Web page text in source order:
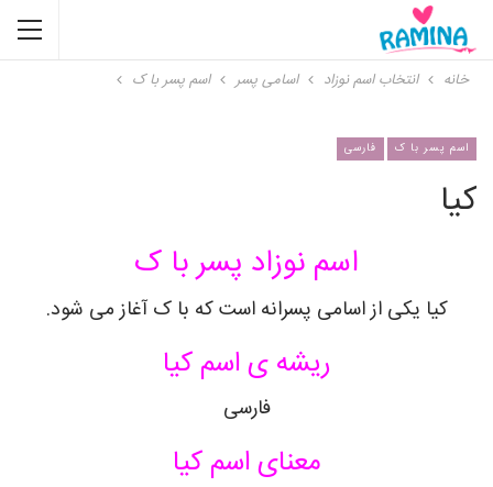
خانه انتخاب اسم نوزاد اسامی پسر اسم پسر با ک
اسم پسر با ک فارسی
کیا
اسم نوزاد پسر با ک
کیا یکی از اسامی پسرانه است که با ک آغاز می شود.
ریشه ی اسم کیا
فارسی
معنای اسم کیا